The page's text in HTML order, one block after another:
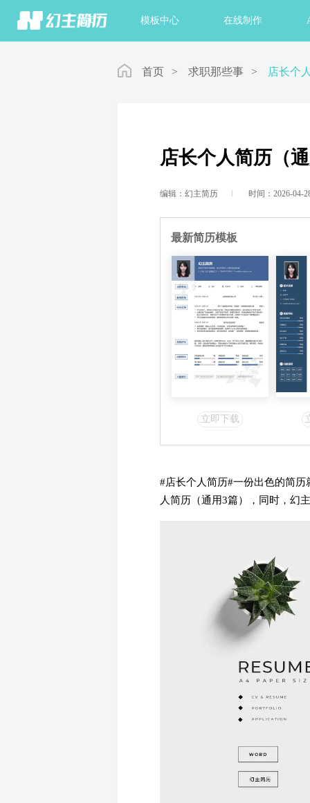
首页 模板中心 在线制作
首页 > 求职那些事 > 店长个
店长个人简历（
编辑：幻主简历 时间：2026-04-
最新简历模板
立即下载
#店长个人简历#一份出色的简
人简历（通用3篇），同时，幻